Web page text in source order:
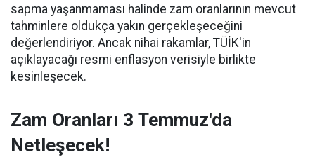
sapma yaşanmaması halinde zam oranlarının mevcut
tahminlere oldukça yakın gerçekleşeceğini
değerlendiriyor. Ancak nihai rakamlar, TÜİK'in
açıklayacağı resmi enflasyon verisiyle birlikte
kesinleşecek.
Zam Oranları 3 Temmuz'da
Netleşecek!